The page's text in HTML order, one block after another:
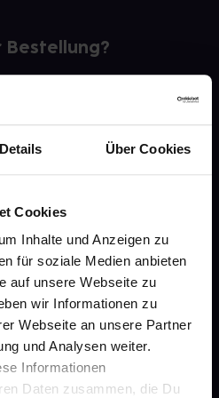
Details Über Cookies
Cookies
Inhalte und Anzeigen zu
für soziale Medien anbieten
auf unsere Webseite zu
wir Informationen zu
Webseite an unsere Partner
und Analysen weiter.
Informationen
Daten zusammen, die Du
Bestellung?